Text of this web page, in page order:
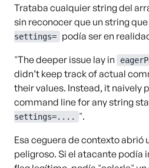
Trataba cualquier string del
sin reconocer que un string
settings=
podía ser en
"The deeper issue lay in
didn’t keep track of actual
their values. Instead, it naively
command line for any string
settings=....
".
Esa ceguera de contexto abrió
peligroso. Si el atacante podía